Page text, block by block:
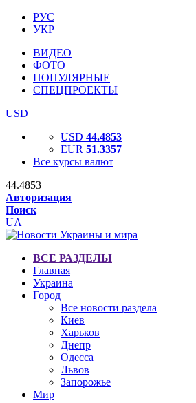
РУС
УКР
ВИДЕО
ФОТО
ПОПУЛЯРНЫЕ
СПЕЦПРОЕКТЫ
USD
USD 44.4853
EUR 51.3357
Все курсы валют
44.4853
Авторизация
Поиск
UA
ВСЕ РАЗДЕЛЫ
Главная
Украина
Город
Все новости раздела
Киев
Харьков
Днепр
Одесса
Львов
Запорожье
Мир